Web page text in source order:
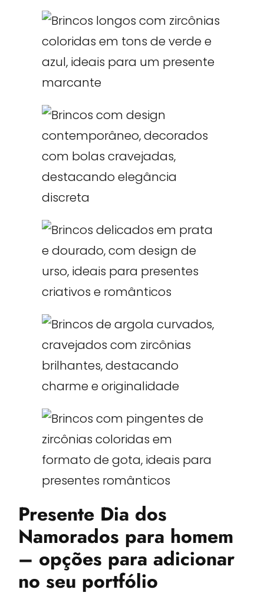
Presente Dia dos
Namorados para homem
– opções para adicionar
no seu portfólio